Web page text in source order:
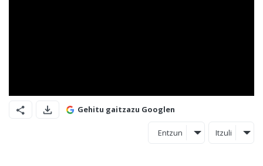
Gehitu gaitzazu Googlen
Entzun Itzuli